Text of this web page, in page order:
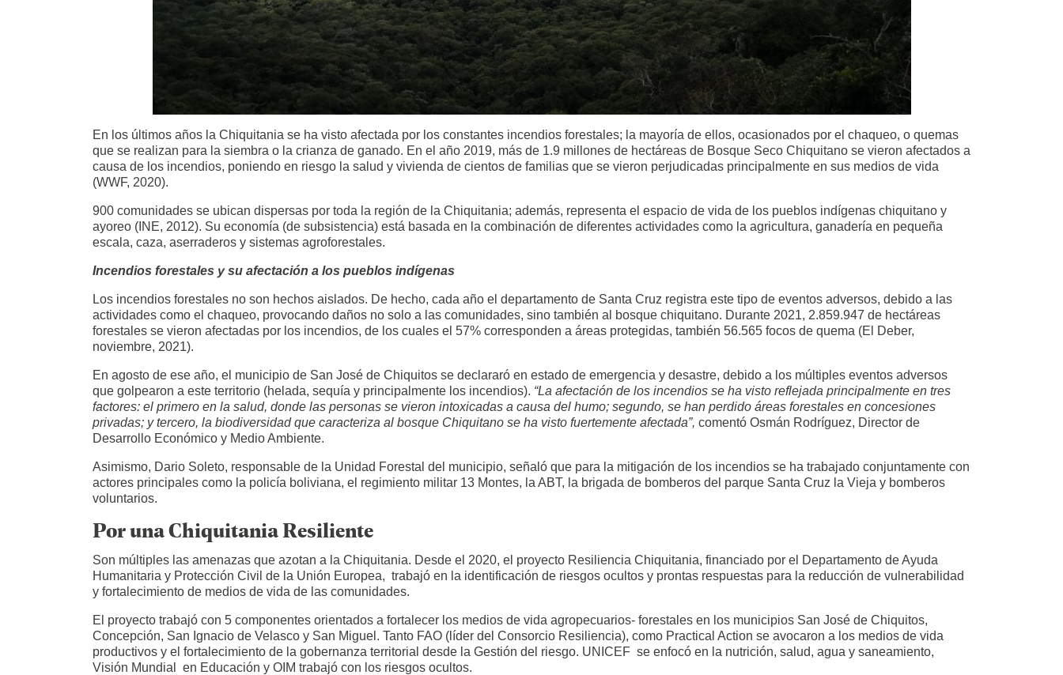
En los últimos años la Chiquitania se ha visto afectada por los constantes incendios forestales; la mayoría de ellos, ocasionados por el chaqueo, o quemas
que se realizan para la siembra o la crianza de ganado. En el año 2019, más de 1.9 millones de hectáreas de Bosque Seco Chiquitano se vieron afectados a
causa de los incendios, poniendo en riesgo la salud y vivienda de cientos de familias que se vieron perjudicadas principalmente en sus medios de vida
(WWF, 2020).
900 comunidades se ubican dispersas por toda la región de la Chiquitania; además, representa el espacio de vida de los pueblos indígenas chiquitano y
ayoreo (INE, 2012). Su economía (de subsistencia) está basada en la combinación de diferentes actividades como la agricultura, ganadería en pequeña
escala, caza, aserraderos y sistemas agroforestales.
Incendios forestales y su afectación a los pueblos indígenas
Los incendios forestales no son hechos aislados. De hecho, cada año el departamento de Santa Cruz registra este tipo de eventos adversos, debido a las
actividades como el chaqueo, provocando daños no solo a las comunidades, sino también al bosque chiquitano. Durante 2021, 2.859.947 de hectáreas
forestales se vieron afectadas por los incendios, de los cuales el 57% corresponden a áreas protegidas, también 56.565 focos de quema (El Deber,
noviembre, 2021).
En agosto de ese año, el municipio de San José de Chiquitos se declararó en estado de emergencia y desastre, debido a los múltiples eventos adversos
que golpearon a este territorio (helada, sequía y principalmente los incendios). “La afectación de los incendios se ha visto reflejada principalmente en tres
factores: el primero en la salud, donde las personas se vieron intoxicadas a causa del humo; segundo, se han perdido áreas forestales en concesiones
privadas; y tercero, la biodiversidad que caracteriza al bosque Chiquitano se ha visto fuertemente afectada”, comentó Osmán Rodríguez, Director de
Desarrollo Económico y Medio Ambiente.
Asimismo, Dario Soleto, responsable de la Unidad Forestal del municipio, señaló que para la mitigación de los incendios se ha trabajado conjuntamente con
actores principales como la policía boliviana, el regimiento militar 13 Montes, la ABT, la brigada de bomberos del parque Santa Cruz la Vieja y bomberos
voluntarios.
Por una Chiquitania Resiliente
Son múltiples las amenazas que azotan a la Chiquitania. Desde el 2020, el proyecto Resiliencia Chiquitania, financiado por el Departamento de Ayuda
Humanitaria y Protección Civil de la Unión Europea, trabajó en la identificación de riesgos ocultos y prontas respuestas para la reducción de vulnerabilidad
y fortalecimiento de medios de vida de las comunidades.
El proyecto trabajó con 5 componentes orientados a fortalecer los medios de vida agropecuarios- forestales en los municipios San José de Chiquitos,
Concepción, San Ignacio de Velasco y San Miguel. Tanto FAO (líder del Consorcio Resiliencia), como Practical Action se avocaron a los medios de vida
productivos y el fortalecimiento de la gobernanza territorial desde la Gestión del riesgo. UNICEF se enfocó en la nutrición, salud, agua y saneamiento,
Visión Mundial en Educación y OIM trabajó con los riesgos ocultos.